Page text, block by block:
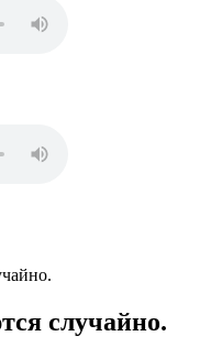
случайно.